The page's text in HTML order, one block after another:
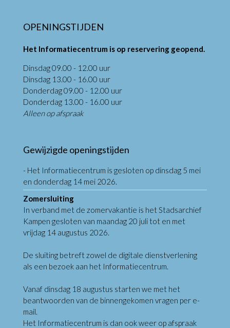
OPENINGSTIJDEN
Het Informatiecentrum is op reservering geopend.
Dinsdag 09.00 - 12.00 uur
Dinsdag 13.00 - 16.00 uur
Donderdag 09.00 - 12.00 uur
Donderdag 13.00 - 16.00 uur
Alleen op afspraak
Gewijzigde openingstijden
- Het Informatiecentrum is gesloten op dinsdag 5 mei
en donderdag 14 mei 2026.
Zomersluiting
In verband met de zomervakantie is het Stadsarchief
Kampen gesloten van maandag 20 juli tot en met
vrijdag 14 augustus 2026.
De sluiting betreft zowel de digitale dienstverlening
als een bezoek aan het Informatiecentrum.
Vanaf dinsdag 18 augustus starten we met het
beantwoorden van de binnengekomen vragen per e-
mail.
Het Informatiecentrum is dan ook weer op afspraak